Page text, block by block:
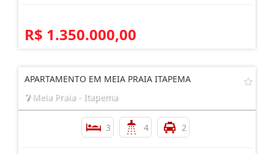
R$ 1.350.000,00
APARTAMENTO EM MEIA PRAIA ITAPEMA
Meia Praia - Itapema
3 4 2